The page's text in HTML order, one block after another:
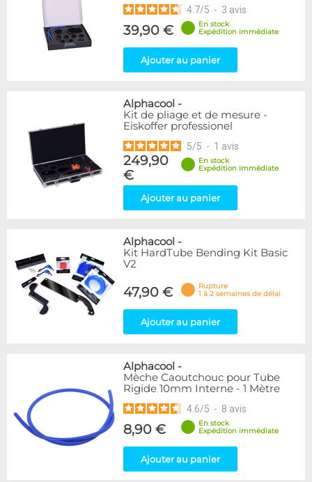
4.7/5 - 3 avis
39,90 €
En stock
Expédition immédiate
Ajouter au panier
Alphacool -
Kit de pliage et de mesure -
Eiskoffer professionel
5/5 - 1 avis
249,90
€
En stock
Expédition immédiate
Ajouter au panier
Alphacool -
Kit HardTube Bending Kit Basic
V2
47,90 €
Rupture
1 à 2 semaines de délai
Ajouter au panier
Alphacool -
Mèche Caoutchouc pour Tube
Rigide 10mm Interne - 1 Mètre
4.6/5 - 8 avis
8,90 €
En stock
Expédition immédiate
Ajouter au panier